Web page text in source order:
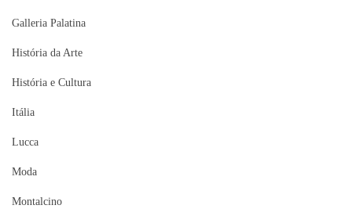
Galleria Palatina
História da Arte
História e Cultura
Itália
Lucca
Moda
Montalcino